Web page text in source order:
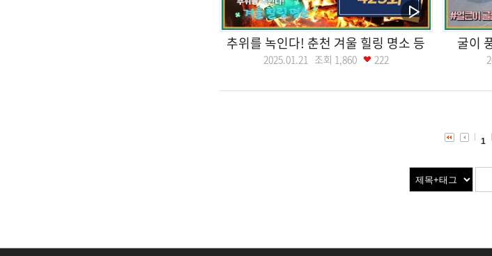
추위를 녹인다! 춘천 겨울 힐링 명소 등
2025.01.21 조회 1,860 222
굴이
1